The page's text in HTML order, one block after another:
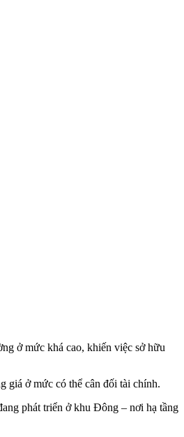
ở mức khá cao, khiến việc sở hữu
giá ở mức có thể cân đối tài chính.
phát triển ở khu Đông – nơi hạ tầng